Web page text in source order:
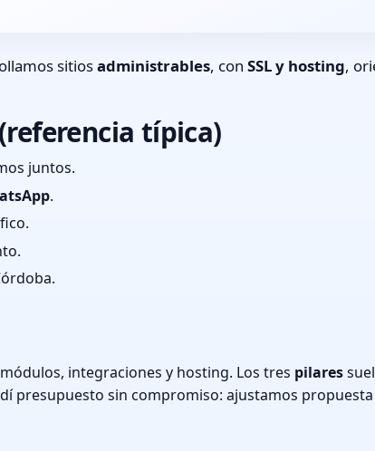
sitiosadministrables, con SSL y hosting,
típica)
juntos.
.
integraciones y hosting. Los tres pilares
presupuesto sin compromiso: ajustamos